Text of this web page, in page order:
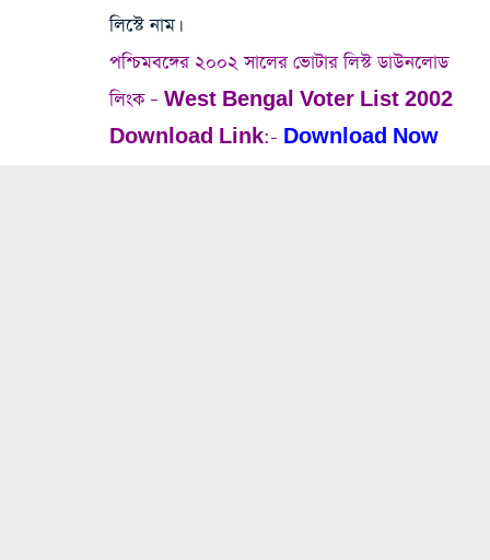
লিস্টে নাম।
পশ্চিমবঙ্গের ২০০২ সালের ভোটার লিস্ট ডাউনলোড
লিংক – West Bengal Voter List 2002
Download Link:- Download Now